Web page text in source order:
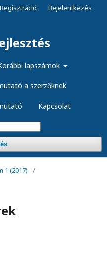
lapszámok
a szerzőknek
Kapcsolat
Regisztráció Bejelentkezés
1 (2017)
/